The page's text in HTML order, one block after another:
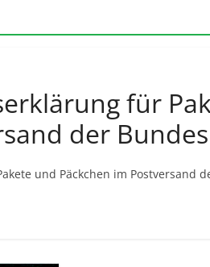
für
der
und Päckchen im Postversand